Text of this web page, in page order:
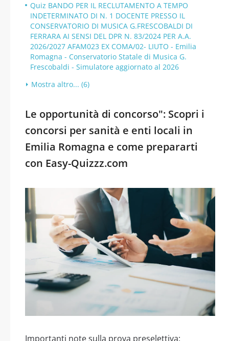
Quiz BANDO PER IL RECLUTAMENTO A TEMPO
INDETERMINATO DI N. 1 DOCENTE PRESSO IL
CONSERVATORIO DI MUSICA G.FRESCOBALDI DI
FERRARA AI SENSI DEL DPR N. 83/2024 PER A.A.
2026/2027 AFAM023 EX COMA/02- LIUTO - Emilia
Romagna - Conservatorio Statale di Musica G.
Frescobaldi - Simulatore aggiornato al 2026
Mostra altro... (6)
Le opportunità di concorso": Scopri i
concorsi per sanità e enti locali in
Emilia Romagna e come prepararti
con Easy-Quizzz.com
Importanti note sulla prova preselettiva: